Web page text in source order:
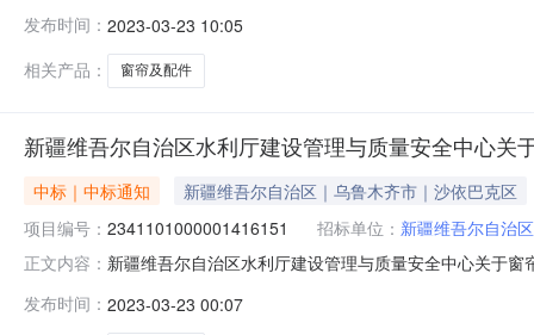
划文号:采购计划金额（元）:项目所在行政区划编码
发布时间： 2023-03-23 10:05
相关产品：
窗帘及配件
新疆维吾尔自治区水利厅建设管理与质量安全中心关
中标｜中标通知
新疆维吾尔自治区｜乌鲁木齐市｜沙依巴克区
项目编号： 2341101000001416151 招标单位： 新疆维吾尔自治
正文内容： 新疆维吾尔自治区水利厅建设管理与质量安全中心关于
划文号:采购计划金额（元）:项目所在行政区划编码
发布时间： 2023-03-23 00:07